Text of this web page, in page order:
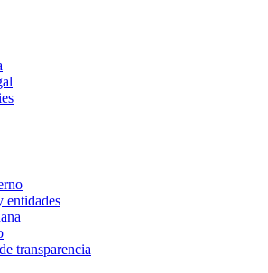
entidades
transparencia